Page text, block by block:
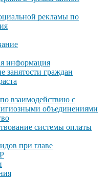
рекламы по
информация
занятости граждан
взаимодействию с
объединениями
системы оплаты
при главе